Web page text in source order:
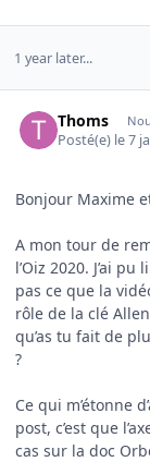
1 year later...
Thoms
Posté(e) le 7
Bonjour Maxime
A mon tour de
l’Oiz 2020. J’ai
pas ce que la
rôle de la clé
qu’as tu fait de
?
Ce qui m’étonne
post, c’est que
cas sur la doc